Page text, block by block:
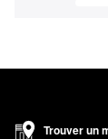
Trouver un